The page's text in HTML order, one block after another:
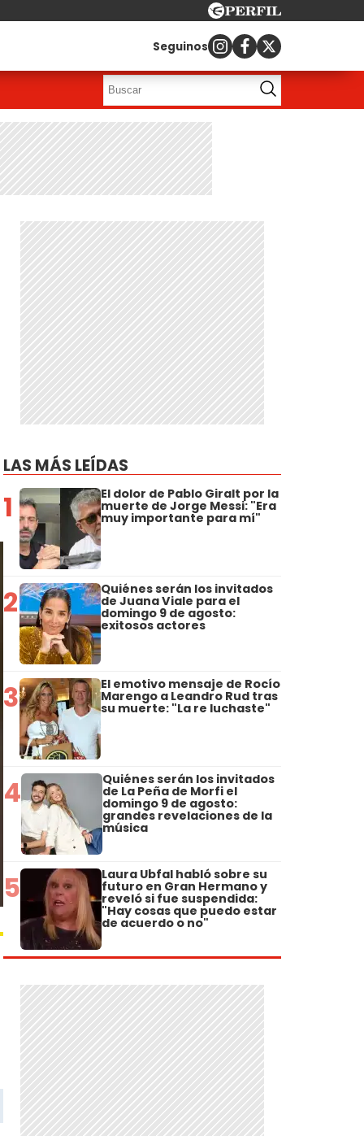
Seguinos
LAS MÁS LEÍDAS
1 El dolor de Pablo Giralt por la
muerte de Jorge Messi: "Era
muy importante para mí"
2 Quiénes serán los invitados
de Juana Viale para el
domingo 9 de agosto:
exitosos actores
3 El emotivo mensaje de Rocío
Marengo a Leandro Rud tras
su muerte: "La re luchaste"
4 Quiénes serán los invitados
de La Peña de Morfi el
domingo 9 de agosto:
grandes revelaciones de la
música
5 Laura Ubfal habló sobre su
futuro en Gran Hermano y
reveló si fue suspendida:
"Hay cosas que puedo estar
de acuerdo o no"